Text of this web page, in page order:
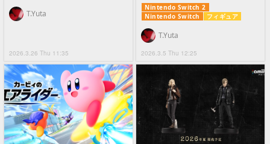
2026.3.26 Thu 11:35
T.Yuta
Nintendo Switch 2
Nintendo Switch
フィギュア
2026.3.5 Thu 12:25
T.Yuta